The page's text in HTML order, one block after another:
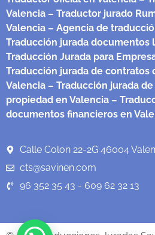
Valencia – Traductor jurado
Valencia – Agencia de
Traducción jurada documentos
Traducción Jurada para
Traducción jurada de contratos
Valencia – Traducción jurada
propiedad en Valencia –
documentos financieros en
Calle Colon 22-2G 46004
cts@savinen.com
96 352 35 43 - 609 62 32 13